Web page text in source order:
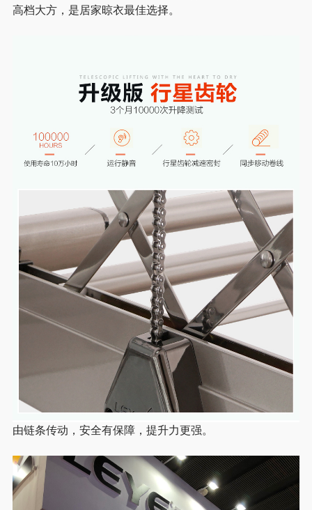
高档大方，是居家晾衣最佳选择。
由链条传动，安全有保障，提升力更强。